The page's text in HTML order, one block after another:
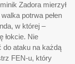
Zadora mierzył
potrwa pełen
w której –
łokcie. Nie
do ataku na każdą
FEN-u, który